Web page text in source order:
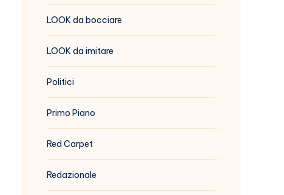
LOOK da bocciare
LOOK da imitare
Politici
Primo Piano
Red Carpet
Redazionale